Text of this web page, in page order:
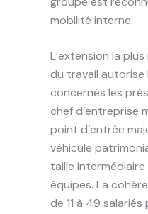
mobilité interne.
L’extension la
du travail autorise
concernés les
chef d’entreprise
point d’entrée
véhicule
taille
équipes. La
de 11 à 49